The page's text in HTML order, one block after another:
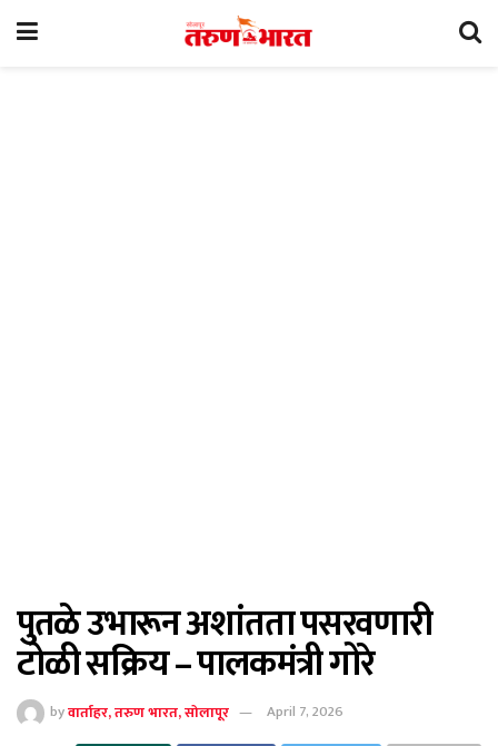
पुतळे उभारून अशांतता पसरवणारी
टोळी सक्रिय – पालकमंत्री गोरे
byवार्ताहर, तरुण भारत, सोलापूर April 7, 2026